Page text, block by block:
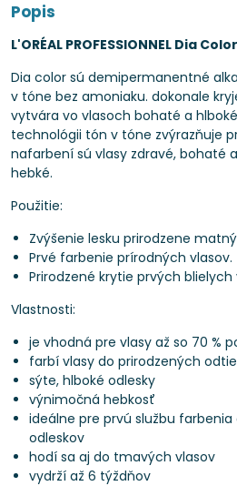
Popis
L'ORÉAL PROFESSIONNEL Dia
Dia color sú demipermanentné
v tóne bez amoniaku. dokonale
vytvára vo vlasoch bohaté a
technológii tón v tóne zvýrazňuje
nafarbení sú vlasy zdravé, bohaté
hebké.
Použitie:
Zvýšenie lesku prirodzene
Prvé farbenie prírodných vlasov.
Prirodzené krytie prvých blielych
Vlastnosti:
je vhodná pre vlasy až so 70 %
farbí vlasy do prirodzených
sýte, hlboké odlesky
výnimočná hebkosť
ideálne pre prvú službu
odleskov
hodí sa aj do tmavých vlasov
vydrží až 6 týždňov